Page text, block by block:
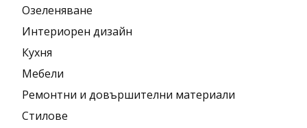
Озеленяване
Интериорен дизайн
Кухня
Мебели
Ремонтни и довършителни материали
Стилове